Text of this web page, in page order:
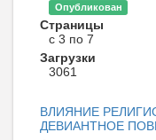
Опубликован
Страницы
с 3 по 7
Загрузки
3061
ВЛИЯНИЕ
ДЕВИАНТНОЕ